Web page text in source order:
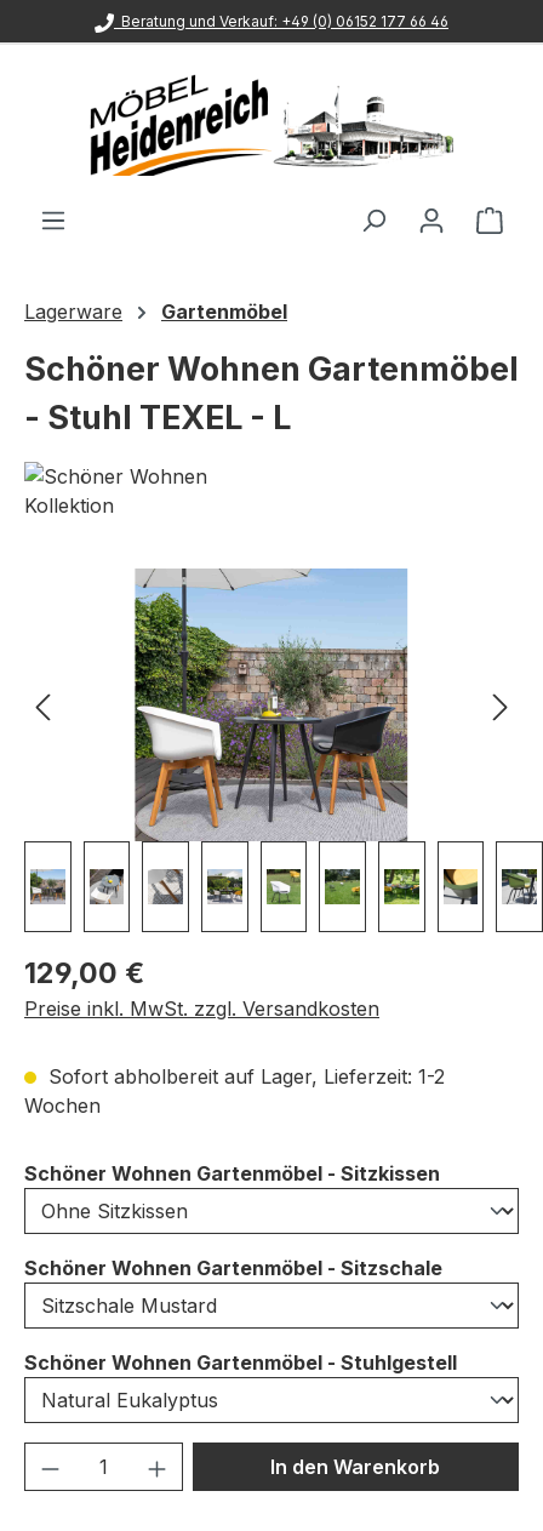
Zum Hauptinhalt springen
Beratung und Verkauf: +49 (0) 06152 177 66 46
Lagerware Gartenmöbel
Schöner Wohnen Gartenmöbel
- Stuhl TEXEL - L
Bildergalerie überspringen
Regulärer Preis:
129,00 €
Preise inkl. MwSt. zzgl. Versandkosten
Sofort abholbereit auf Lager, Lieferzeit: 1-2
Wochen
Schöner Wohnen Gartenmöbel - Sitzkissen
Schöner Wohnen Gartenmöbel - Sitzschale
Schöner Wohnen Gartenmöbel - Stuhlgestell
Produkt Anzahl: Gib denIn den Warenkorb